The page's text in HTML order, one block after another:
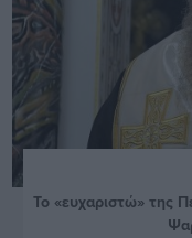
Το «ευχαριστώ» της